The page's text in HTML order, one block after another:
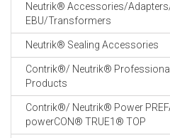
Neutrik® Accessories/
EBU/Transformers
Neutrik® Sealing Accessories
Contrik®/ Neutrik®
Products
Contrik®/ Neutrik® Power
powerCON® TRUE1® TOP